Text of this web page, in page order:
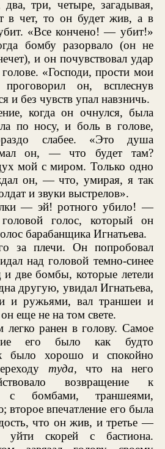
два, три, четыре, загадывая,
в чет, то он будет жив, а в
«Все кончено! — убит!»
бомбу разорвало (он не
и он почувствовал удар
«Господи, прости мои
он, всплеснув
и без чувств упал навзничь.
когда он очнулся, была
по носу, и боль в голове,
слабее. «Это душа
он, — что будет там?
мой с миром. Только одно
он, — что, умирая, я так
и звуки выстрелов».
— эй! ротного убило! —
голос, который он
барабанщика Игнатьева.
за плечи. Он попробовал
над головой темно-синее
и две бомбы, которые летели
другую, увидал Игнатьева,
и ружьями, вал траншеи и
еще не на том свете.
ранен в голову. Самое
его было как будто
было хорошо и спокойно
туда, что на него
возвращение к
с бомбами, траншеями,
второе впечатление его была
что он жив, и третье —
уйти скорей с бастиона.